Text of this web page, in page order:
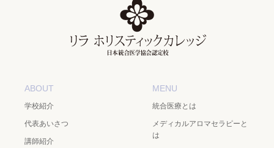
ABOUT
学校紹介
代表あいさつ
講師紹介
MENU
統合医療とは
メディカルアロマセラピーと
は